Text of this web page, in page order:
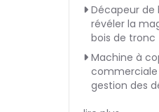
Décapeur de
révéler la
bois de tronc
Machine à
gestion des